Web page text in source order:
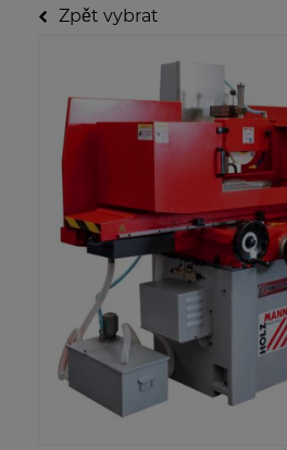
Zpět vybrat